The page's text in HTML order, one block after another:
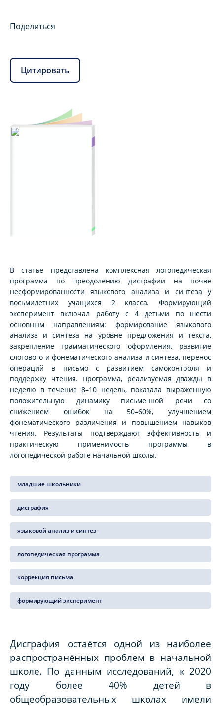
Поделиться
Цитировать
В статье представлена комплексная логопедическая
программа по преодолению дисграфии на почве
несформированности языкового анализа и синтеза у
восьмилетних учащихся 2 класса. Формирующий
эксперимент включал работу с 4 детьми по шести
основным направлениям: формирование языкового
анализа и синтеза на уровне предложения и текста,
закрепление грамматического оформления, развитие
слогового и фонематического анализа и синтеза, перенос
операций в письмо с развитием самоконтроля и
поддержку чтения. Программа, реализуемая дважды в
неделю в течение 8–10 недель, показала выраженную
положительную динамику письменной речи со
снижением ошибок на 50–60%, улучшением
фонематического различения и повышением навыков
чтения. Результаты подтверждают эффективность и
практическую применимость программы в
логопедической работе начальной школы.
младшие школьники
дисграфия
языковой анализ и синтез
логопедическая программа
коррекция письма
формирующий эксперимент
Дисграфия остаётся одной из наиболее
распространённых проблем в начальной
школе. По данным исследований, к 2020
году более 40% детей в
общеобразовательных школах имели